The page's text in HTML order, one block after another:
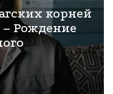
корней
– Рождение